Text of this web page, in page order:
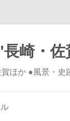
崎・
ほか ●風景・史